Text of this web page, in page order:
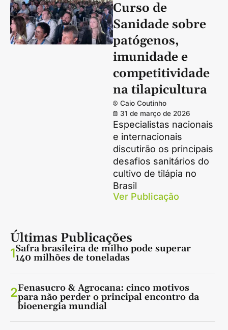
Curso de
Sanidade sobre
patógenos,
imunidade e
competitividade
na tilapicultura
Caio Coutinho
31 de março de 2026
Especialistas nacionais
e internacionais
discutirão os principais
desafios sanitários do
cultivo de tilápia no
Brasil
Ver Publicação
Últimas Publicações
1Safra brasileira de milho pode superar
140 milhões de toneladas
2Fenasucro & Agrocana: cinco motivos
para não perder o principal encontro da
bioenergia mundial